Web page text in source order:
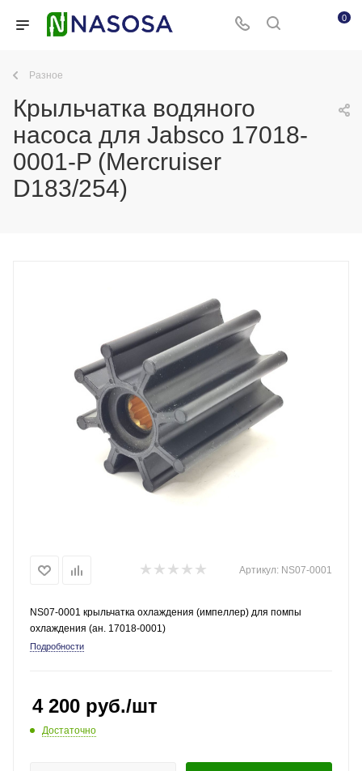
0
Разное
Крыльчатка водяного
насоса для Jabsco 17018-
0001-P (Mercruiser
D183/254)
Артикул: NS07-0001
NS07-0001 крыльчатка охлаждения (импеллер) для помпы
охлаждения (ан. 17018-0001)
Подробности
4 200 руб./шт
Достаточно